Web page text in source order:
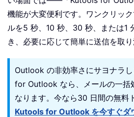
機能が大変便利です。ワンクリッ
ルを5 秒、10 秒、30 秒、または1
き、必要に応じて簡単に送信を取り
Outlook の非効率さにサヨナラ
for Outlook なら、メールの一括
なります。今なら30 日間の無料
Kutools for Outlook を今すぐダ